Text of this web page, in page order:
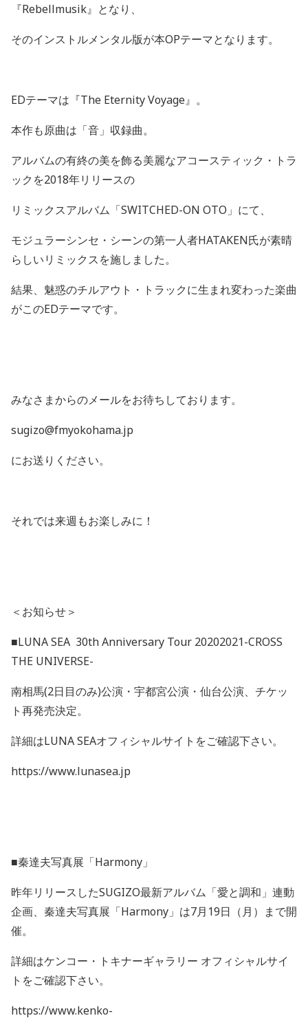
『Rebellmusik』となり、
そのインストルメンタル版が本OPテーマとなります。
EDテーマは『The Eternity Voyage』。
本作も原曲は「音」収録曲。
アルバムの有終の美を飾る美麗なアコースティック・トラ
ックを2018年リリースの
リミックスアルバム「SWITCHED-ON OTO 」にて、
モジュラーシンセ・シーンの第一人者HATAKEN氏が素晴
らしいリミックスを施しました。
結果、魅惑のチルアウト・トラックに生まれ変わった楽曲
がこのEDテーマです。
みなさまからのメールをお待ちしております。
sugizo@fmyokohama.jp
にお送りください。
それでは来週もお楽しみに！
＜お知らせ＞
■LUNA SEA 30th Anniversary Tour 20202021-CROSS
THE UNIVERSE-
南相馬(2日目のみ)公演・宇都宮公演・仙台公演、チケッ
ト再発売決定。
詳細はLUNA SEAオフィシャルサイトをご確認下さい。
https://www.lunasea.jp
■秦達夫写真展「Harmony 」
昨年リリースしたSUGIZO最新アルバム「愛と調和」連動
企画、秦達夫写真展「Harmony 」は7月 19日（月）まで開
催。
詳細はケンコー・トキナーギャラリー オフィシャルサイ
トをご確認下さい。
https://www.kenko-